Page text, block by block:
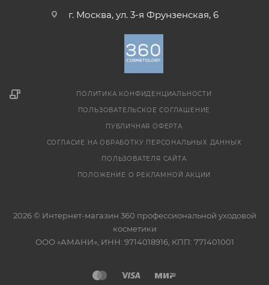
г. Москва, ул. 3-я Фрунзенская, 6
ПОЛИТИКА КОНФИДЕНЦИАЛЬНОСТИ
ПОЛЬЗОВАТЕЛЬСКОЕ СОГЛАШЕНИЕ
ПУБЛИЧНАЯ ОФЕРТА
СОГЛАСИЕ НА ОБРАБОТКУ ПЕРСОНАЛЬНЫХ ДАННЫХ
ПОЛЬЗОВАТЕЛЯ САЙТА
ПОЛОЖЕНИЕ О РЕКЛАМНОЙ АКЦИИ
2026 © Интернет-магазин 360 профессиональной уходовой
косметики
ООО «АМАНИ», ИНН: 9714018916, КПП: 771401001